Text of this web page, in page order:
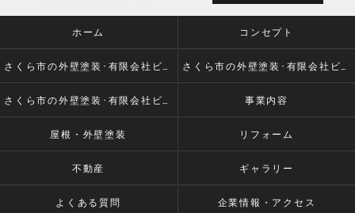
ホーム コンセプト
事業内容
屋根・外壁塗装 リフォーム
不動産 ギャラリー
よくある質問 企業情報・アクセス